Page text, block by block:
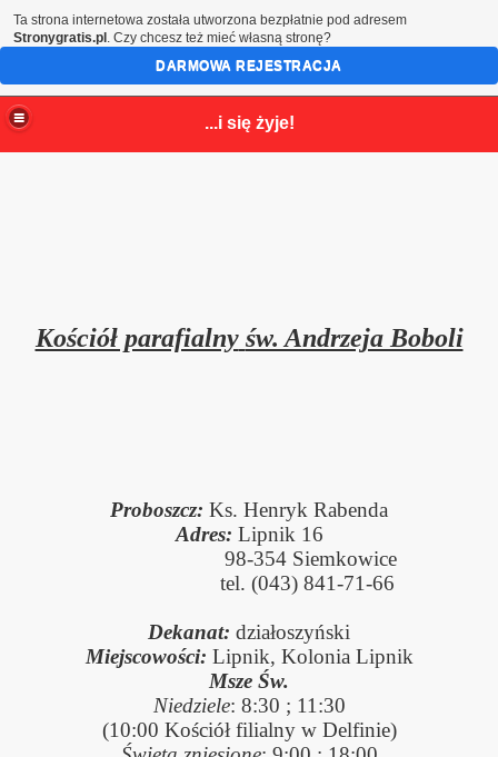
...i się żyje!
Kościół parafialny św. Andrzeja Boboli
Proboszcz: Ks. Henryk Rabenda
Adres: Lipnik 16
98-354 Siemkowice
tel. (043) 841-71-66
Dekanat: działoszyński
Miejscowości: Lipnik, Kolonia Lipnik
Msze Św.
Niedziele: 8:30 ; 11:30
(10:00 Kościół filialny w Delfinie)
Ta strona internetowa została utworzona bezpłatnie pod adresem
Stronygratis.pl . Czy chcesz też mieć własną stronę?
DARMOWA REJESTRACJA